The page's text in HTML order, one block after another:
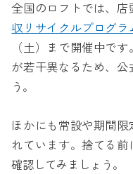
全国のロフトでは、
収リサイクルプログラ
（土）まで開催中で
が若干異なるため、
う。
ほかにも常設や期間
れています。捨てる
確認してみましょう。